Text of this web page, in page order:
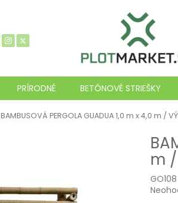
PRÍRODNÉ BETÓNOVÉ STRIEŠKY
BAMBUSOVÁ PERGOLA GUADUA 1,0 m x 4,0 m /
m /
GO108